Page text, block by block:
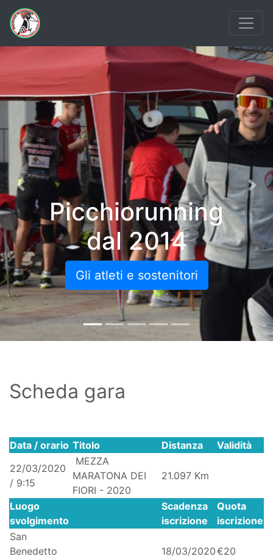
Picchiorunning
dal 2014
Gli atleti e sostenitori
Previous
Scheda gara
Data / orario Titolo Distanza
Validità
22/03/2020
/ 9:15
MEZZA
MARATONA DEI
FIORI - 2020
21.097 Km
Luogo
svolgimento
Scadenza
iscrizione
Quota
iscrizione
San
Benedetto
18/03/2020€20